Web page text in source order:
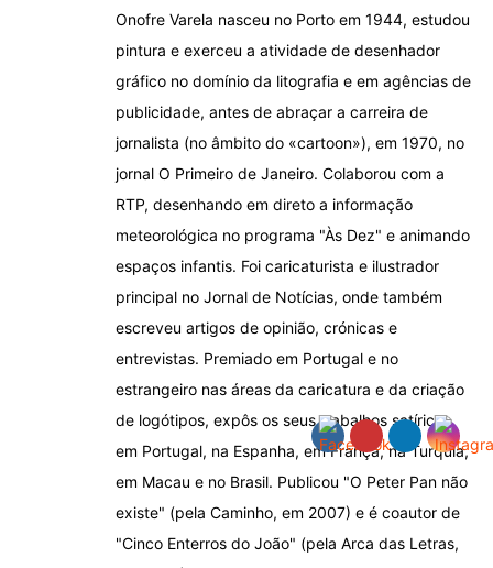
Onofre Varela nasceu no Porto em 1944, estudou
pintura e exerceu a atividade de desenhador
gráfico no domínio da litografia e em agências de
publicidade, antes de abraçar a carreira de
jornalista (no âmbito do «cartoon»), em 1970, no
jornal O Primeiro de Janeiro. Colaborou com a
RTP, desenhando em direto a informação
meteorológica no programa "Às Dez" e animando
espaços infantis. Foi caricaturista e ilustrador
principal no Jornal de Notícias, onde também
escreveu artigos de opinião, crónicas e
entrevistas. Premiado em Portugal e no
estrangeiro nas áreas da caricatura e da criação
de logótipos, expôs os seus trabalhos satíricos
em Portugal, na Espanha, em França, na Turquia,
em Macau e no Brasil. Publicou "O Peter Pan não
existe" (pela Caminho, em 2007) e é coautor de
"Cinco Enterros do João" (pela Arca das Letras,